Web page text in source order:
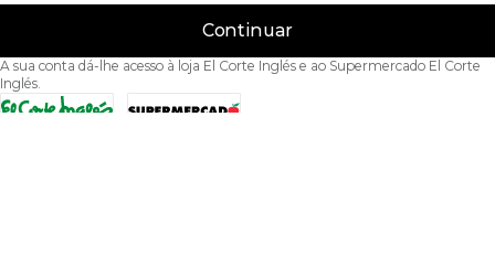
Continuar
A sua conta dá-lhe acesso à loja El Corte Inglés e ao Supermercado El Corte
Inglés.